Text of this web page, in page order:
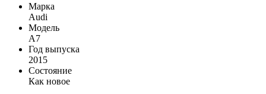
Марка
Audi
Модель
A7
Год выпуска
2015
Состояние
Как новое